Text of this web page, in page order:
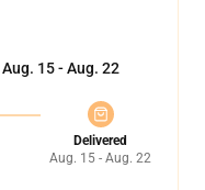
Aug. 15 - Aug. 22
Delivered
Aug. 15 - Aug. 22